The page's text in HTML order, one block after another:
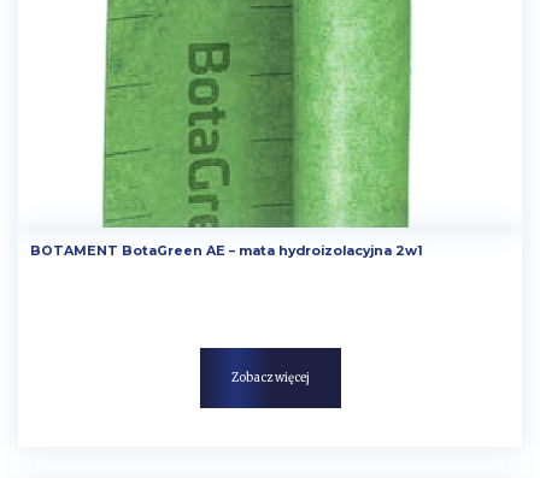
BOTAMENT BotaGreen AE – mata hydroizolacyjna 2w1
Zobacz więcej